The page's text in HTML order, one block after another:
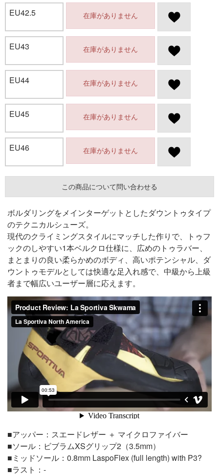
EU42.5 在庫がありません
EU43 在庫がありません
EU44 在庫がありません
EU45 在庫がありません
EU46 在庫がありません
この商品について問い合わせる
ボルダリングをメインターゲットとしたダウントゥタイプ
のテクニカルシューズ。
現代のクライミングスタイルにマッチした作りで、トゥフ
ックのしやすい1本ベルクロ仕様に、広めのトゥラバー、
まとまりの良い柔らかめのボディ、高いポテンシャル、ダ
ウントゥモデルとしては快適な足入れ感で、中級から上級
者まで幅広いユーザー層に応えます。
■アッパー：スエードレザー ＋ マイクロファイバー
■ソール：ビブラムXSグリップ2（3.5mm）
■ミッドソール：0.8mm LaspoFlex (full length) with P3?
■ラスト：-